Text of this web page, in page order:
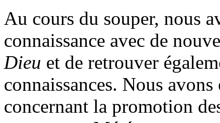
Au cours du souper, nous
connaissance avec de
Dieu et de retrouver
connaissances. Nous
concernant la promotion